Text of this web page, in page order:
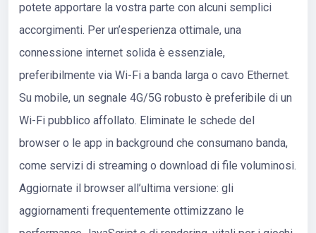
potete apportare la vostra parte con alcuni semplici
accorgimenti. Per un’esperienza ottimale, una
connessione internet solida è essenziale,
preferibilmente via Wi-Fi a banda larga o cavo Ethernet.
Su mobile, un segnale 4G/5G robusto è preferibile di un
Wi-Fi pubblico affollato. Eliminate le schede del
browser o le app in background che consumano banda,
come servizi di streaming o download di file voluminosi.
Aggiornate il browser all’ultima versione: gli
aggiornamenti frequentemente ottimizzano le